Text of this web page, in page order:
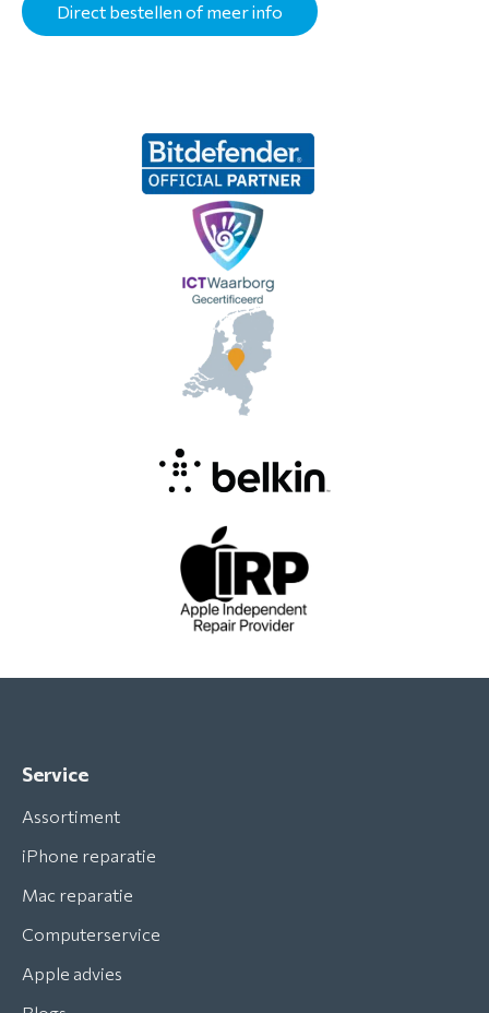
Direct bestellen of meer info
Service
Assortiment
iPhone reparatie
Mac reparatie
Computerservice
Apple advies